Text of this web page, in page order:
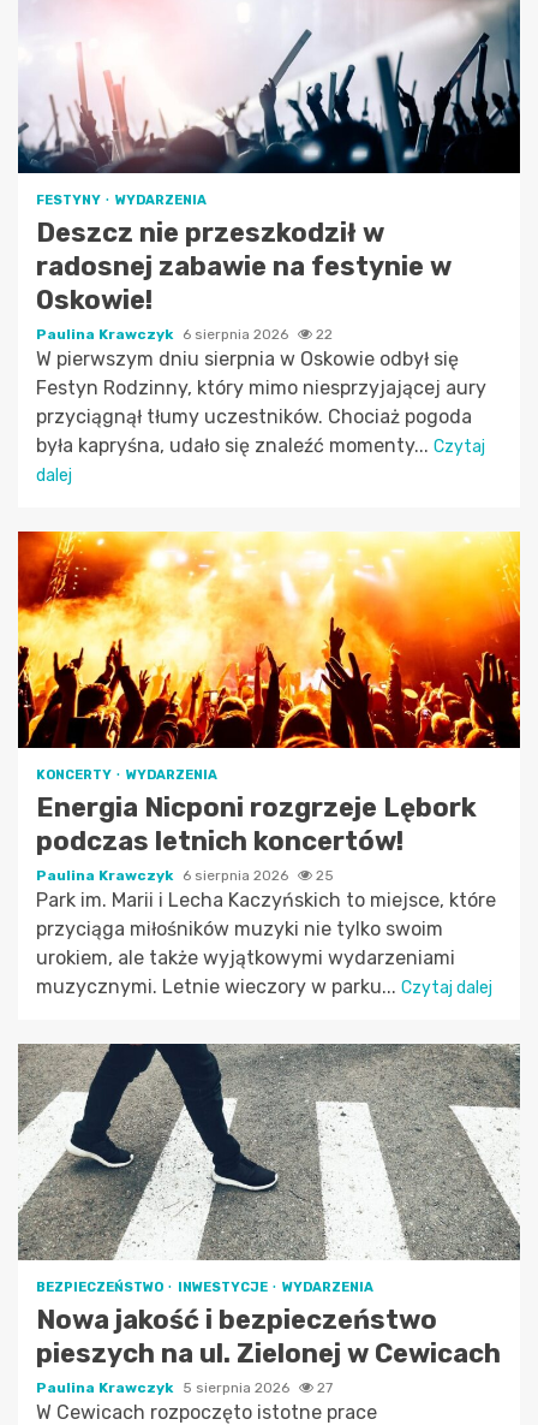
FESTYNY WYDARZENIA
Deszcz nie przeszkodził w
radosnej zabawie na festynie w
Oskowie!
Paulina Krawczyk 6 sierpnia 2026 22
W pierwszym dniu sierpnia w Oskowie odbył się
Festyn Rodzinny, który mimo niesprzyjającej aury
przyciągnął tłumy uczestników. Chociaż pogoda
była kapryśna, udało się znaleźć momenty... Czytaj
dalej
KONCERTY WYDARZENIA
Energia Nicponi rozgrzeje Lębork
podczas letnich koncertów!
Paulina Krawczyk 6 sierpnia 2026 25
Park im. Marii i Lecha Kaczyńskich to miejsce, które
przyciąga miłośników muzyki nie tylko swoim
urokiem, ale także wyjątkowymi wydarzeniami
muzycznymi. Letnie wieczory w parku... Czytaj dalej
BEZPIECZEŃSTWO INWESTYCJE WYDARZENIA
Nowa jakość i bezpieczeństwo
pieszych na ul. Zielonej w Cewicach
Paulina Krawczyk 5 sierpnia 2026 27
W Cewicach rozpoczęto istotne prace